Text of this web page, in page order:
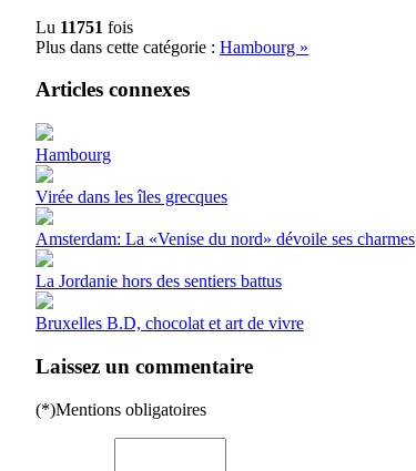
Lu 11751 fois
Plus dans cette catégorie : Hambourg »
Articles connexes
Hambourg
Virée dans les îles grecques
Amsterdam: La «Venise du nord» dévoile ses charmes
La Jordanie hors des sentiers battus
Bruxelles B.D, chocolat et art de vivre
Laissez un commentaire
(*)Mentions obligatoires